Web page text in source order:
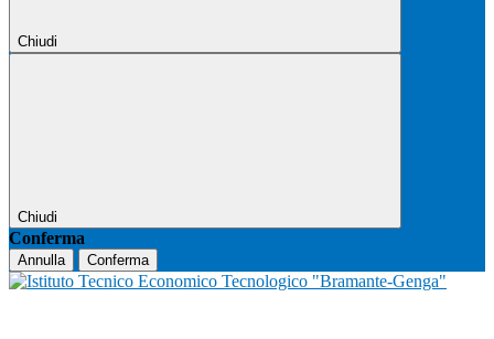
Chiudi
Chiudi
Conferma
Annulla Conferma